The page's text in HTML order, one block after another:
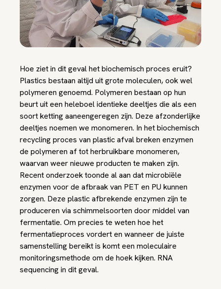
Hoe ziet in dit geval het biochemisch proces eruit?
Plastics bestaan altijd uit grote moleculen, ook wel
polymeren genoemd. Polymeren bestaan op hun
beurt uit een heleboel identieke deeltjes die als een
soort ketting aaneengeregen zijn. Deze afzonderlijke
deeltjes noemen we monomeren. In het biochemisch
recycling proces van plastic afval breken enzymen
de polymeren af tot herbruikbare monomeren,
waarvan weer nieuwe producten te maken zijn.
Recent onderzoek toonde al aan dat microbiële
enzymen voor de afbraak van PET en PU kunnen
zorgen. Deze plastic afbrekende enzymen zijn te
produceren via schimmelsoorten door middel van
fermentatie. Om precies te weten hoe het
fermentatieproces vordert en wanneer de juiste
samenstelling bereikt is komt een moleculaire
monitoringsmethode om de hoek kijken. RNA
sequencing in dit geval.